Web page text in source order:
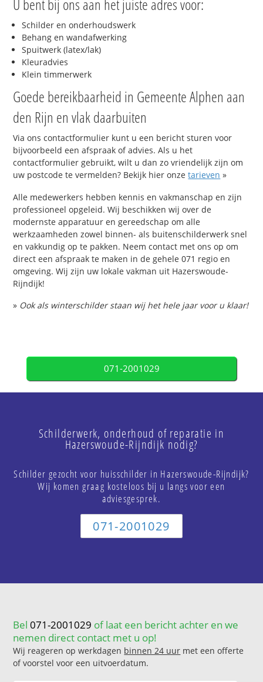
Schilder en onderhoudswerk
Behang en wandafwerking
Spuitwerk (latex/lak)
Kleuradvies
Klein timmerwerk
Goede bereikbaarheid in Gemeente Alphen aan
den Rijn en vlak daarbuiten
Via ons contactformulier kunt u een bericht sturen voor
bijvoorbeeld een afspraak of advies. Als u het
contactformulier gebruikt, wilt u dan zo vriendelijk zijn om
uw postcode te vermelden? Bekijk hier onzetarieven »
Alle medewerkers hebben kennis en vakmanschap en zijn
professioneel opgeleid. Wij beschikken wij over de
modernste apparatuur en gereedschap om alle
werkzaamheden zowel binnen- als buitenschilderwerk snel
en vakkundig op te pakken. Neem contact met ons op om
direct een afspraak te maken in de gehele 071 regio en
omgeving. Wij zijn uw lokale vakman uit Hazerswoude-
Rijndijk!
» Ook als winterschilder staan wij het hele jaar voor u klaar!
071-2001029
Schilderwerk, onderhoud of reparatie in
Hazerswoude-Rijndijk nodig?
Schilder gezocht voor huisschilder in Hazerswoude-Rijndijk?
Wij komen graag kosteloos bij u langs voor een
adviesgesprek.
071-2001029
Bel071-2001029 of laat een bericht achter en we
nemen direct contact met u op!
Wij reageren op werkdagen binnen 24 uur met een offerte
of voorstel voor een uitvoerdatum.